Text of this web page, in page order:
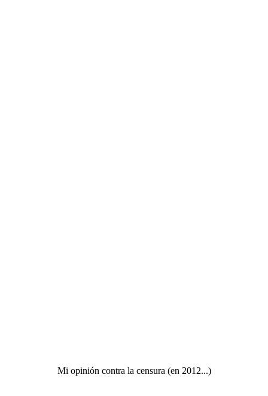
Mi opinión contra la censura (en 2012...)